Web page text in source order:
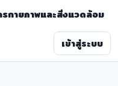
กายภาพและสิ่งแวดล้อม
เข้าสู่ระบบ